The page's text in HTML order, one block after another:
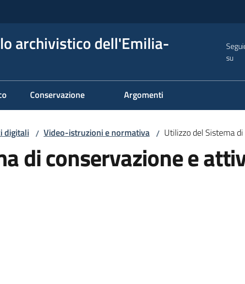
archivistico dell'Emilia-
su
Conservazione Argomenti
digitali / Video-istruzioni e normativa / Utilizzo del Sistema
di conservazione e